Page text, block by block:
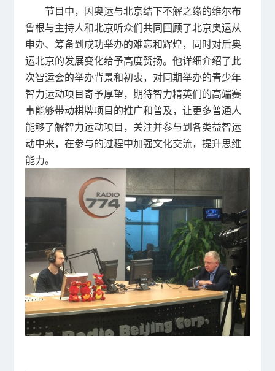
奥运之家
联系我们
节目中，因奥运与北京结下不解之缘的维尔布
鲁根与主持人和北京听众们共同回顾了北京奥运从
申办、筹备到成功举办的难忘和辉煌，同时对后奥
运北京的发展变化给予高度赞扬。他详细介绍了此
次智运会的举办背景和初衷，对同期举办的青少年
智力运动项目寄予厚望，期待智力精英们的高端赛
事能够带动棋牌项目的推广和普及，让更多普通人
能够了解智力运动项目，关注并参与到各类益智运
动中来，在参与的过程中加强文化交流，提升思维
能力。